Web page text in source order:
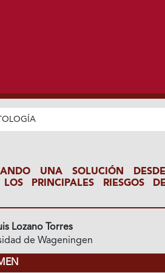
UNA SOLUCIÓN
PRINCIPALES RIESGOS
Lozano Torres
de Wageningen